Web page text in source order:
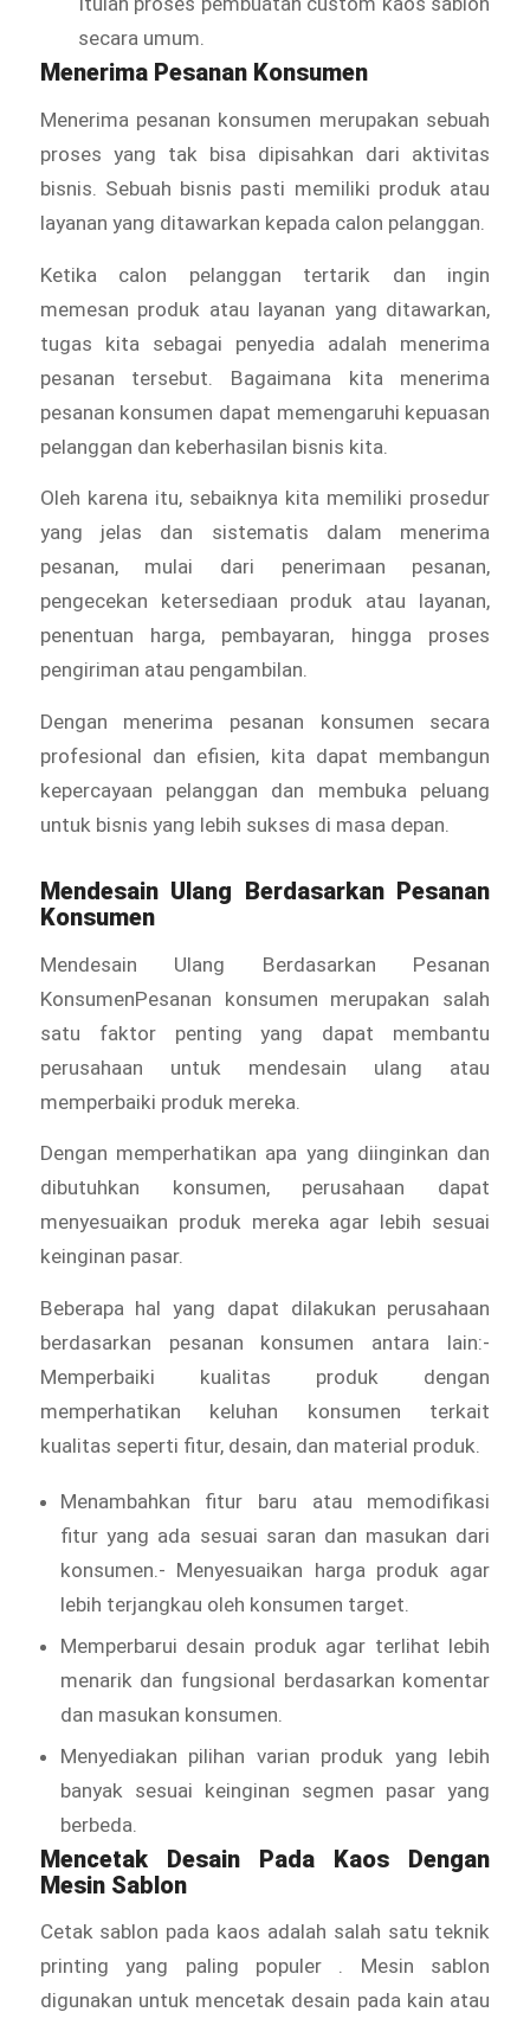
secara umum.
Menerima Pesanan Konsumen
Menerima pesanan konsumen merupakan sebuah
proses yang tak bisa dipisahkan dari aktivitas
bisnis. Sebuah bisnis pasti memiliki produk atau
layanan yang ditawarkan kepada calon pelanggan.
Ketika calon pelanggan tertarik dan ingin
memesan produk atau layanan yang ditawarkan,
tugas kita sebagai penyedia adalah menerima
pesanan tersebut. Bagaimana kita menerima
pesanan konsumen dapat memengaruhi kepuasan
pelanggan dan keberhasilan bisnis kita.
Oleh karena itu, sebaiknya kita memiliki prosedur
yang jelas dan sistematis dalam menerima
pesanan, mulai dari penerimaan pesanan,
pengecekan ketersediaan produk atau layanan,
penentuan harga, pembayaran, hingga proses
pengiriman atau pengambilan.
Dengan menerima pesanan konsumen secara
profesional dan efisien, kita dapat membangun
kepercayaan pelanggan dan membuka peluang
untuk bisnis yang lebih sukses di masa depan.
Mendesain Ulang Berdasarkan Pesanan
Konsumen
Mendesain Ulang Berdasarkan Pesanan
KonsumenPesanan konsumen merupakan salah
satu faktor penting yang dapat membantu
perusahaan untuk mendesain ulang atau
memperbaiki produk mereka.
Dengan memperhatikan apa yang diinginkan dan
dibutuhkan konsumen, perusahaan dapat
menyesuaikan produk mereka agar lebih sesuai
keinginan pasar.
Beberapa hal yang dapat dilakukan perusahaan
berdasarkan pesanan konsumen antara lain:-
Memperbaiki kualitas produk dengan
memperhatikan keluhan konsumen terkait
kualitas seperti fitur, desain, dan material produk.
Menambahkan fitur baru atau memodifikasi
fitur yang ada sesuai saran dan masukan dari
konsumen.- Menyesuaikan harga produk agar
lebih terjangkau oleh konsumen target.
Memperbarui desain produk agar terlihat lebih
menarik dan fungsional berdasarkan komentar
dan masukan konsumen.
Menyediakan pilihan varian produk yang lebih
banyak sesuai keinginan segmen pasar yang
berbeda.
Mencetak Desain Pada Kaos Dengan
Mesin Sablon
Cetak sablon pada kaos adalah salah satu teknik
printing yang paling populer . Mesin sablon
digunakan untuk mencetak desain pada kain atau